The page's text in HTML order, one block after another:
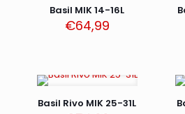
Basil MIK 14-16L
€64,99
Basil Rivo MIK 25-31L